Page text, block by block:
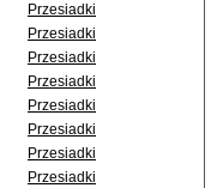
Przesiadki
Przesiadki
Przesiadki
Przesiadki
Przesiadki
Przesiadki
Przesiadki
Przesiadki